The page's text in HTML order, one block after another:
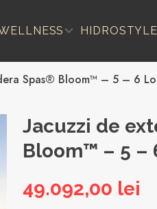
Spas® Bloom™ – 5 – 6
Jacuzzi de
Bloom™ – 5 –
49.092,00 lei